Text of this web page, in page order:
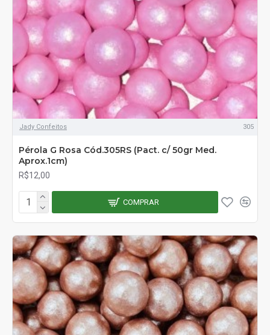
Jady Confeitos 305
Pérola G Rosa Cód.305RS (Pact. c/ 50gr Med.
Aprox.1cm)
R$12,00
COMPRAR